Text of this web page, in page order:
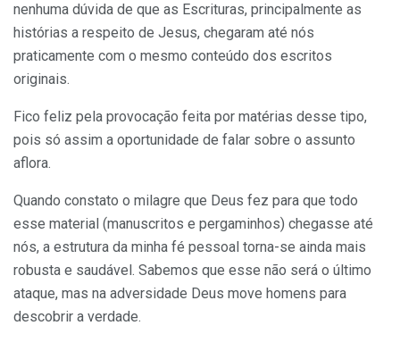
nenhuma dúvida de que as Escrituras, principalmente as
histórias a respeito de Jesus, chegaram até nós
praticamente com o mesmo conteúdo dos escritos
originais.
Fico feliz pela provocação feita por matérias desse tipo,
pois só assim a oportunidade de falar sobre o assunto
aflora.
Quando constato o milagre que Deus fez para que todo
esse material (manuscritos e pergaminhos) chegasse até
nós, a estrutura da minha fé pessoal torna-se ainda mais
robusta e saudável. Sabemos que esse não será o último
ataque, mas na adversidade Deus move homens para
descobrir a verdade.